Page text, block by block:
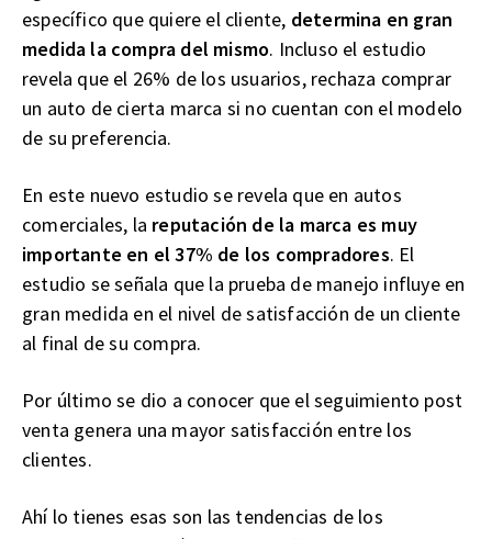
específico que quiere el cliente, determina en gran
medida la compra del mismo. Incluso el estudio
revela que el 26% de los usuarios, rechaza comprar
un auto de cierta marca si no cuentan con el modelo
de su preferencia.
En este nuevo estudio se revela que en autos
comerciales, la reputación de la marca es muy
importante en el 37% de los compradores. El
estudio se señala que la prueba de manejo influye en
gran medida en el nivel de satisfacción de un cliente
al final de su compra.
Por último se dio a conocer que el seguimiento post
venta genera una mayor satisfacción entre los
clientes.
Ahí lo tienes esas son las tendencias de los